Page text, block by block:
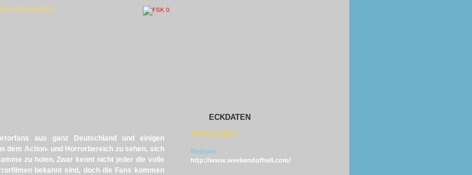
Convention
aus ganz Deutschland und einigen
dem Action- und Horrorbereich zu sehen, sich
zu holen. Zwar kennt nicht jeder die volle
bekannt sind, doch die Fans kommen
ECKDATEN
SONSTIGES
Website
http://www.weekendofhell.com/